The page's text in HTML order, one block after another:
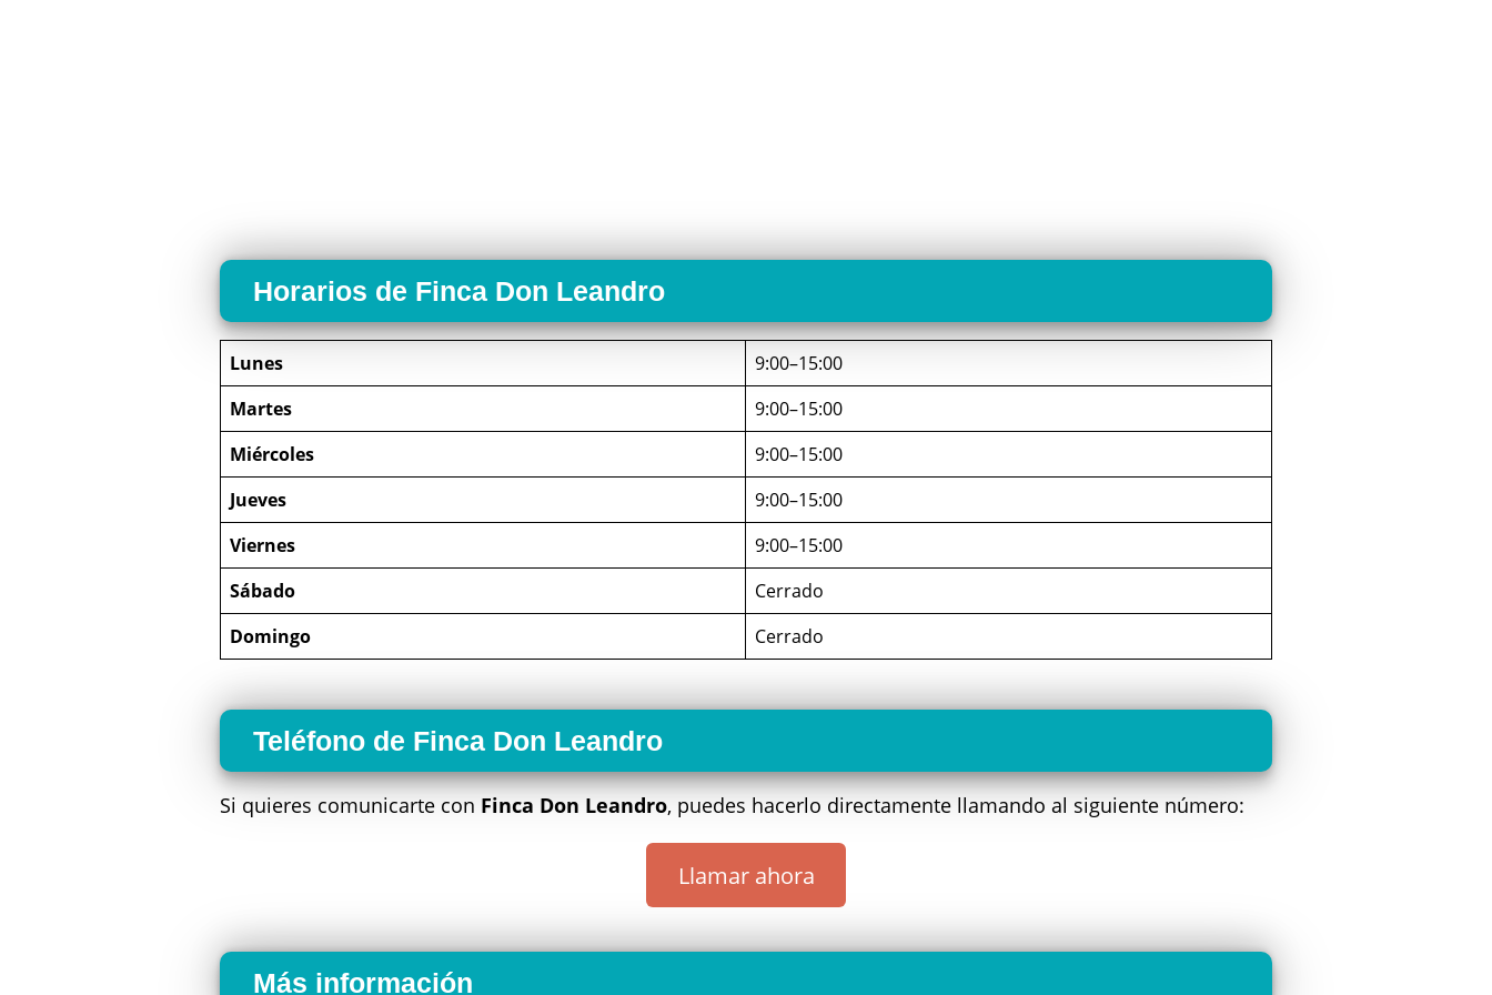
Horarios de Finca Don Leandro
Lunes
9:00–15:00
Martes
9:00–15:00
Miércoles
9:00–15:00
Jueves
9:00–15:00
Viernes
9:00–15:00
Sábado
Cerrado
Domingo
Cerrado
Teléfono de Finca Don Leandro
Si quieres comunicarte con Finca Don Leandro, puedes hacerlo directamente llamando al siguiente número:
Llamar ahora
Más información